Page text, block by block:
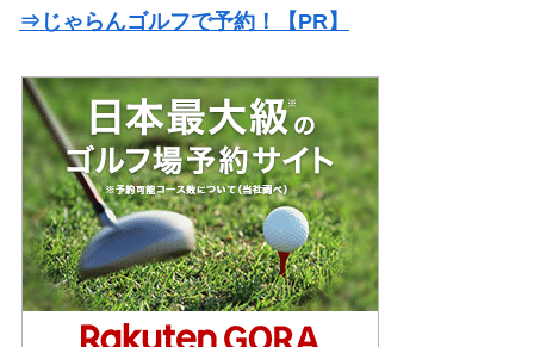
⇒じゃらんゴルフで予約！【PR】